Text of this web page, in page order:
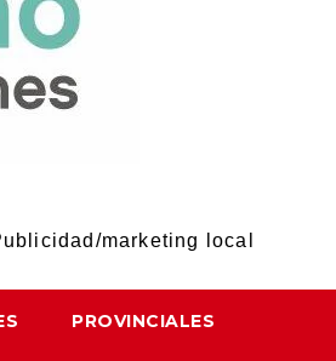
marketing local
PROVINCIALES